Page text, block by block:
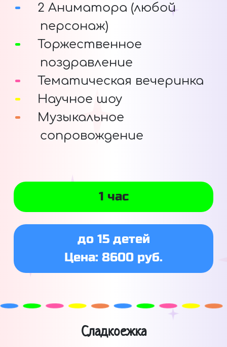
2 Аниматора (любой
персонаж)
Торжественное
поздравление
Тематическая вечеринка
Научное шоу
Музыкальное
сопровождение
1 час
до 15 детей
Цена: 8600 руб.
Сладкоежка